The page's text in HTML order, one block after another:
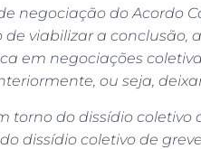
negociação do Acordo
de viabilizar a
em negociações
ou seja,
torno do dissídio
dissídio coletivo de